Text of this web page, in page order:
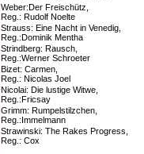
Weber:Der Freischütz,
Reg.: Rudolf Noelte
Strauss: Eine Nacht in Venedig,
Reg.:Dominik Mentha
Strindberg: Rausch,
Reg.:Werner Schroeter
Bizet: Carmen,
Reg.: Nicolas Joel
Nicolai: Die lustige Witwe,
Reg.:Fricsay
Grimm: Rumpelstilzchen,
Reg.:Immelmann
Strawinski: The Rakes Progress,
Reg.: Cox